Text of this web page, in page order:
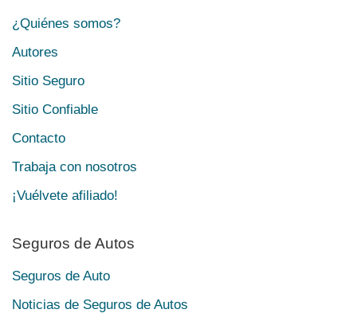
¿Quiénes somos?
Autores
Sitio Seguro
Sitio Confiable
Contacto
Trabaja con nosotros
¡Vuélvete afiliado!
Seguros de Autos
Seguros de Auto
Noticias de Seguros de Autos